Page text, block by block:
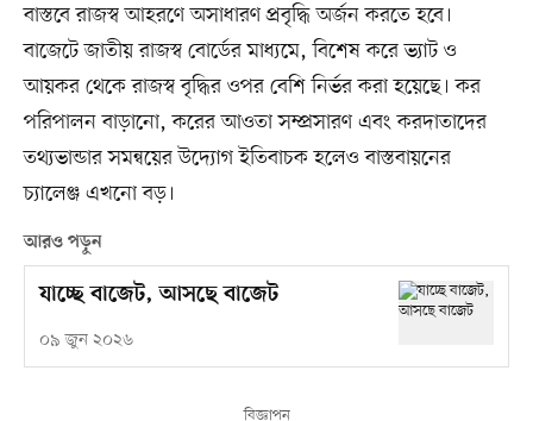
বাস্তবে রাজস্ব আহরণে অসাধারণ প্রবৃদ্ধি অর্জন করতে হবে।
বাজেটে জাতীয় রাজস্ব বোর্ডের মাধ্যমে, বিশেষ করে ভ্যাট ও
আয়কর থেকে রাজস্ব বৃদ্ধির ওপর বেশি নির্ভর করা হয়েছে। কর
পরিপালন বাড়ানো, করের আওতা সম্প্রসারণ এবং করদাতাদের
তথ্যভান্ডার সমন্বয়ের উদ্যোগ ইতিবাচক হলেও বাস্তবায়নের
চ্যালেঞ্জ এখনো বড়।
আরও পড়ুন
যাচ্ছে বাজেট, আসছে বাজেট
০৯ জুন ২০২৬